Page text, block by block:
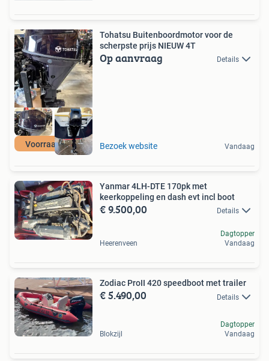
Voorraad actie
Tohatsu Buitenboordmotor voor de
scherpste prijs NIEUW 4T
Op aanvraag Details
Bezoek website Vandaag
Yanmar 4LH-DTE 170pk met
keerkoppeling en dash evt incl boot
€ 9.500,00 Details
Heerenveen
Dagtopper
Vandaag
Zodiac ProII 420 speedboot met trailer
€ 5.490,00 Details
Blokzijl
Dagtopper
Vandaag